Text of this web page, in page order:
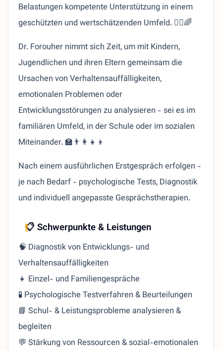
Belastungen kompetente Unterstützung in einem
geschützten und wertschätzenden Umfeld. 👨‍⚕️🌈
Dr. Forouher nimmt sich Zeit, um mit Kindern,
Jugendlichen und ihren Eltern gemeinsam die
Ursachen von Verhaltensauffälligkeiten,
emotionalen Problemen oder
Entwicklungsstörungen zu analysieren - sei es im
familiären Umfeld, in der Schule oder im sozialen
Miteinander. 🏫👨‍👩‍👧‍👦
Nach einem ausführlichen Erstgespräch erfolgen -
je nach Bedarf - psychologische Tests, Diagnostik
und individuell angepasste Gesprächstherapien.
📋Schwerpunkte & Leistungen
🧠 Diagnostik von Entwicklungs- und
Verhaltensauffälligkeiten
👧 Einzel- und Familiengespräche
🧪 Psychologische Testverfahren & Beurteilungen
📘 Schul- & Leistungsprobleme analysieren &
begleiten
💬 Stärkung von Ressourcen & sozial-emotionalen